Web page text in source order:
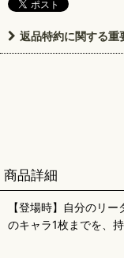
返品特約に関する重
商品詳細
【登場時】自分のリ
のキャラ1枚までを、